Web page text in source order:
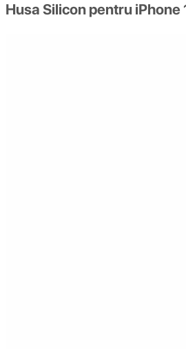
Husa Silicon pentru iPhone